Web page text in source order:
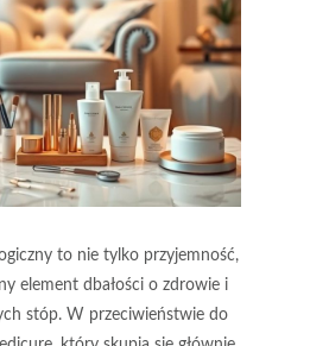
to nie tylko przyjemność,
element dbałości o zdrowie i
stóp. W przeciwieństwie do